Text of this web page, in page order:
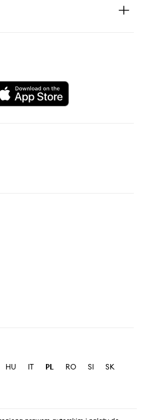
HU IT PL RO SI
SK